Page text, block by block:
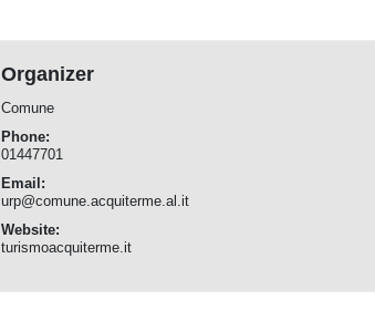
Organizer
Comune
Phone:
01447701
Email:
urp@comune.acquiterme.al.it
Website:
turismoacquiterme.it